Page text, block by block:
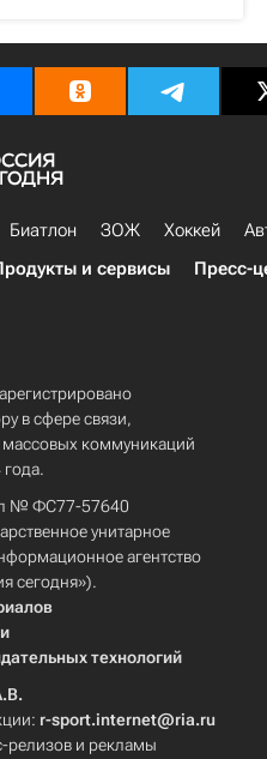
Биатлон ЗОЖ Хоккей
и сервисы Пресс-
в сфере связи,
коммуникаций
№ ФС77-57640
унитарное
агентство
сегодня»).
технологий
r-sport.internet@ria.ru
релизов и рекламы